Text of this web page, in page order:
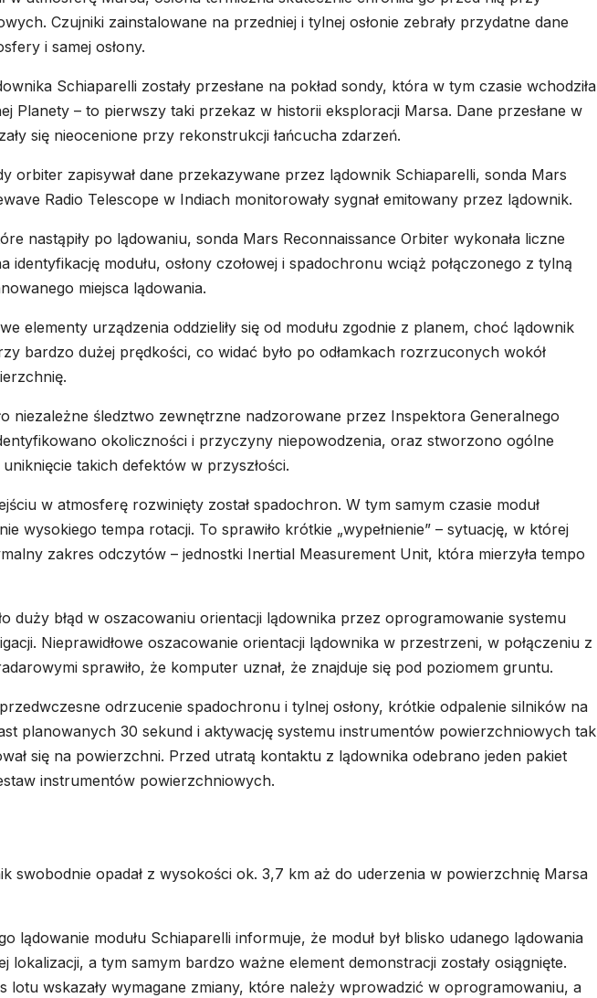
Czujniki zainstalowane na przedniej i tylnej osłonie zebrały przydatne dane
i samej osłony.
Schiaparelli zostały przesłane na pokład sondy, która w tym czasie wchodziła
Planety – to pierwszy taki przekaz w historii eksploracji Marsa. Dane przesłane w
się nieocenione przy rekonstrukcji łańcucha zdarzeń.
orbiter zapisywał dane przekazywane przez lądownik Schiaparelli, sonda Mars
Radio Telescope w Indiach monitorowały sygnał emitowany przez lądownik.
nastąpiły po lądowaniu, sonda Mars Reconnaissance Orbiter wykonała liczne
identyfikację modułu, osłony czołowej i spadochronu wciąż połączonego z tylną
miejsca lądowania.
elementy urządzenia oddzieliły się od modułu zgodnie z planem, choć lądownik
bardzo dużej prędkości, co widać było po odłamkach rozrzuconych wokół
niezależne śledztwo zewnętrzne nadzorowane przez Inspektora Generalnego
okoliczności i przyczyny niepowodzenia, oraz stworzono ogólne
takich defektów w przyszłości.
w atmosferę rozwinięty został spadochron. W tym samym czasie moduł
wysokiego tempa rotacji. To sprawiło krótkie „wypełnienie” – sytuację, w której
zakres odczytów – jednostki Inertial Measurement Unit, która mierzyła tempo
duży błąd w oszacowaniu orientacji lądownika przez oprogramowanie systemu
Nieprawidłowe oszacowanie orientacji lądownika w przestrzeni, w połączeniu z
sprawiło, że komputer uznał, że znajduje się pod poziomem gruntu.
odrzucenie spadochronu i tylnej osłony, krótkie odpalenie silników na
planowanych 30 sekund i aktywację systemu instrumentów powierzchniowych tak
się na powierzchni. Przed utratą kontaktu z lądownika odebrano jeden pakiet
instrumentów powierzchniowych.
swobodnie opadał z wysokości ok. 3,7 km aż do uderzenia w powierzchnię Marsa
lądowanie modułu Schiaparelli informuje, że moduł był blisko udanego lądowania
lokalizacji, a tym samym bardzo ważne element demonstracji zostały osiągnięte.
lotu wskazały wymagane zmiany, które należy wprowadzić w oprogramowaniu, a